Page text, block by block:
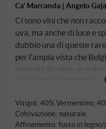
Ca' Marcanda | Angelo
Ci sono vini che non
uva, ma anche di luce e
dubbio una di queste
per l'ampia vista che
giornate limpide, questo
mediterranea, realizzata
solo che questa volta non
toscana.
Vitigni: 40% Vermentino,
Coltivazione: naturale
Affinamento: fusto in